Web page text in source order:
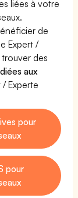
liées à votre
de
Expert /
des
aux
Experte
pour
pour